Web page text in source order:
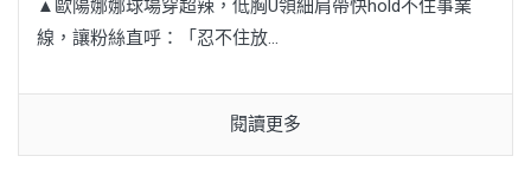
▲歐陽娜娜球場穿超辣，低胸U領細肩帶快hold不住事業
線，讓粉絲直呼：「忍不住放...
閱讀更多